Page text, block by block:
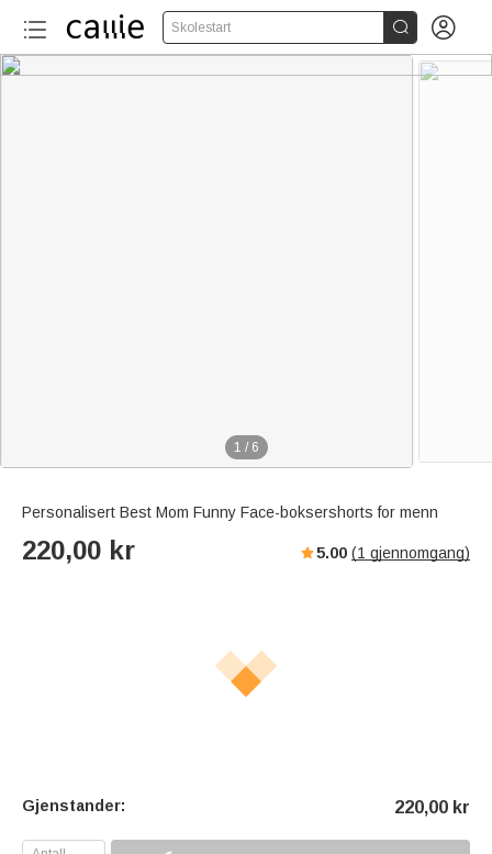
Skolestart  
1 / 6
Personalisert Best Mom Funny Face-boksershorts for menn
220,00 kr 5.00 (1 gjennomgang)
Gjenstander: 220,00 kr